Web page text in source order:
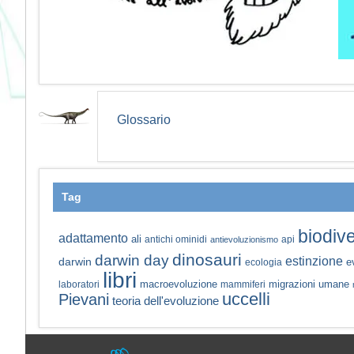
Glossario
Tag
adattamento ali antichi ominidi antievoluzionismo api
darwin darwin daydinosauri ecologia estinzione
laboratori libri macroevoluzione mammiferi migrazioni umane
Pievani teoria dell'evoluzione uccelli